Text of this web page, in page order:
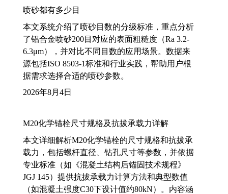
喷砂都有多少目
本文系统介绍了喷砂目数的分级标准，重点分析
了铝合金喷砂200目对应的表面粗糙度（Ra 3.2-
6.3μm），并对比不同目数的应用场景。数据来
源包括ISO 8503-1标准和行业实践，帮助用户根
据需求选择合适的喷砂参数。
2026年8月4日
M20化学锚栓尺寸规格及抗拔承载力详解
本文详细解析M20化学锚栓的尺寸规格和抗拔承
载力，包括螺杆直径、钻孔尺寸等参数，并依据
专业标准（如《混凝土结构后锚固技术规程》
JGJ 145）提供抗拔承载力计算方法和典型数值
（如混凝土强度C30下设计值约80kN）。内容涵